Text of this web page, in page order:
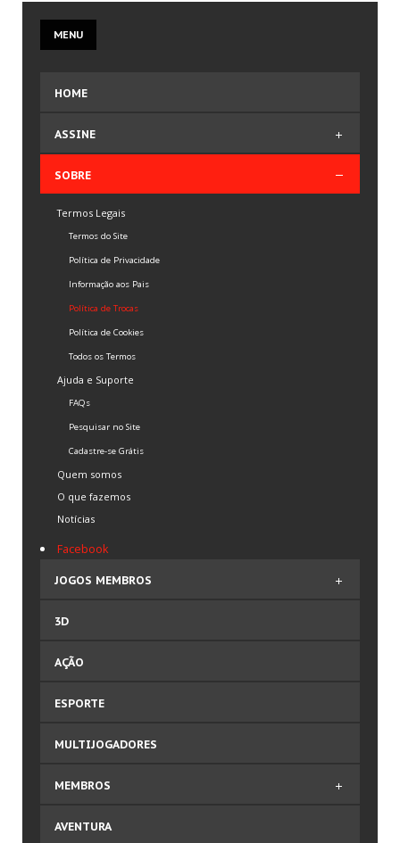
MENU
HOME
ASSINE
Comprar Plano
Editar Dados de Faturamento
Termos e Condições
SOBRE
Termos Legais
Termos do Site
Política de Privacidade
Informação aos Pais
Política de Trocas
Política de Cookies
Todos os Termos
Ajuda e Suporte
FAQs
Pesquisar no Site
Cadastre-se Grátis
Quem somos
O que fazemos
Notícias
Facebook
JOGOS MEMBROS
3D
Cartas
Corrida de Motos
Esporte
3D
AÇÃO
ESPORTE
MULTIJOGADORES
MEMBROS
Comprar Plano
AVENTURA